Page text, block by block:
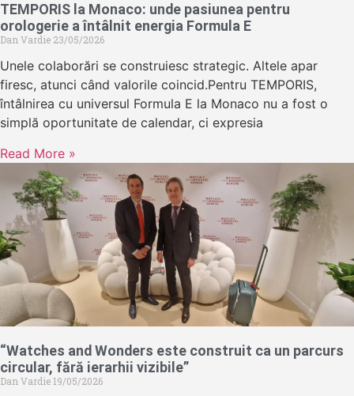
TEMPORIS la Monaco: unde pasiunea pentru
orologerie a întâlnit energia Formula E
Dan Vardie 23/05/2026
Unele colaborări se construiesc strategic. Altele apar
firesc, atunci când valorile coincid.Pentru TEMPORIS,
întâlnirea cu universul Formula E la Monaco nu a fost o
simplă oportunitate de calendar, ci expresia
Read More »
“Watches and Wonders este construit ca un parcurs
circular, fără ierarhii vizibile”
Dan Vardie19/05/2026